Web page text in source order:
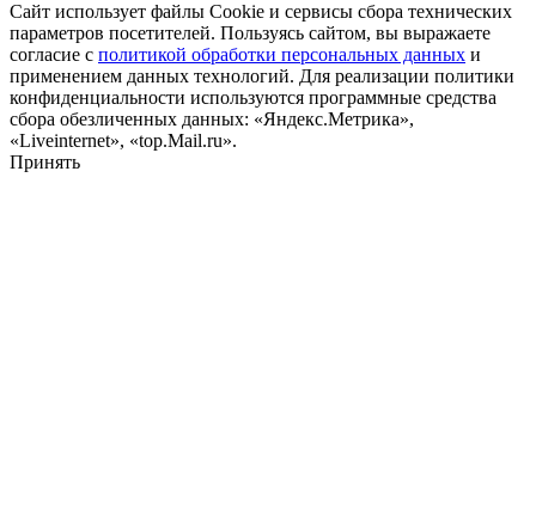
Сайт использует файлы Cookie и сервисы сбора технических
параметров посетителей. Пользуясь сайтом, вы выражаете
согласие с политикой обработки персональных данных и
применением данных технологий. Для реализации политики
конфиденциальности используются программные средства
сбора обезличенных данных: «Яндекс.Метрика»,
«Liveinternet», «top.Mail.ru».
Принять